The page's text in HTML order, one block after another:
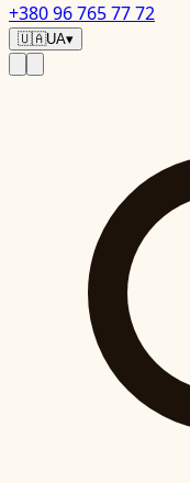
+380 96 765 77 72
🇺🇦UA▾